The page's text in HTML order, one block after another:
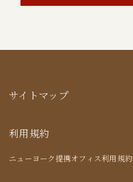
サイトマップ
利用規約
ニューヨーク提携オフィス利用規約